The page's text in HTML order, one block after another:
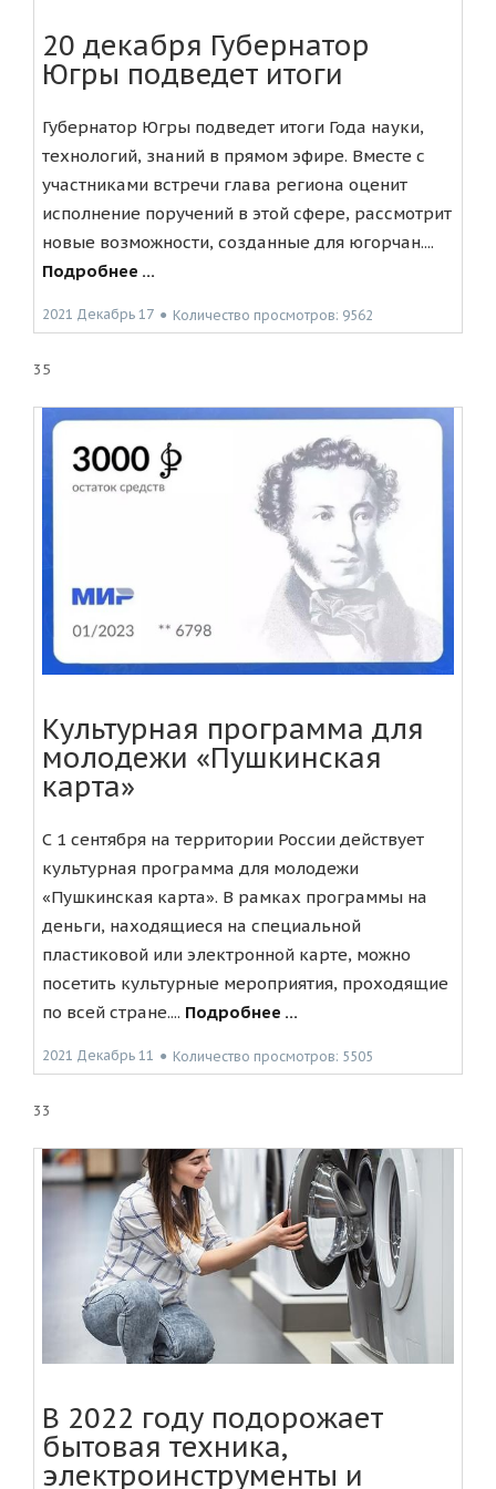
20 декабря Губернатор
Югры подведет итоги
Губернатор Югры подведет итоги Года науки,
технологий, знаний в прямом эфире. Вместе с
участниками встречи глава региона оценит
исполнение поручений в этой сфере, рассмотрит
новые возможности, созданные для югорчан....
Подробнее ...
2021 Декабрь 17 ● Количество просмотров: 9562
35
Культурная программа для
молодежи «Пушкинская
карта»
С 1 сентября на территории России действует
культурная программа для молодежи
«Пушкинская карта». В рамках программы на
деньги, находящиеся на специальной
пластиковой или электронной карте, можно
посетить культурные мероприятия, проходящие
по всей стране.... Подробнее ...
2021 Декабрь 11 ● Количество просмотров: 5505
33
В 2022 году подорожает
бытовая техника,
электроинструменты и